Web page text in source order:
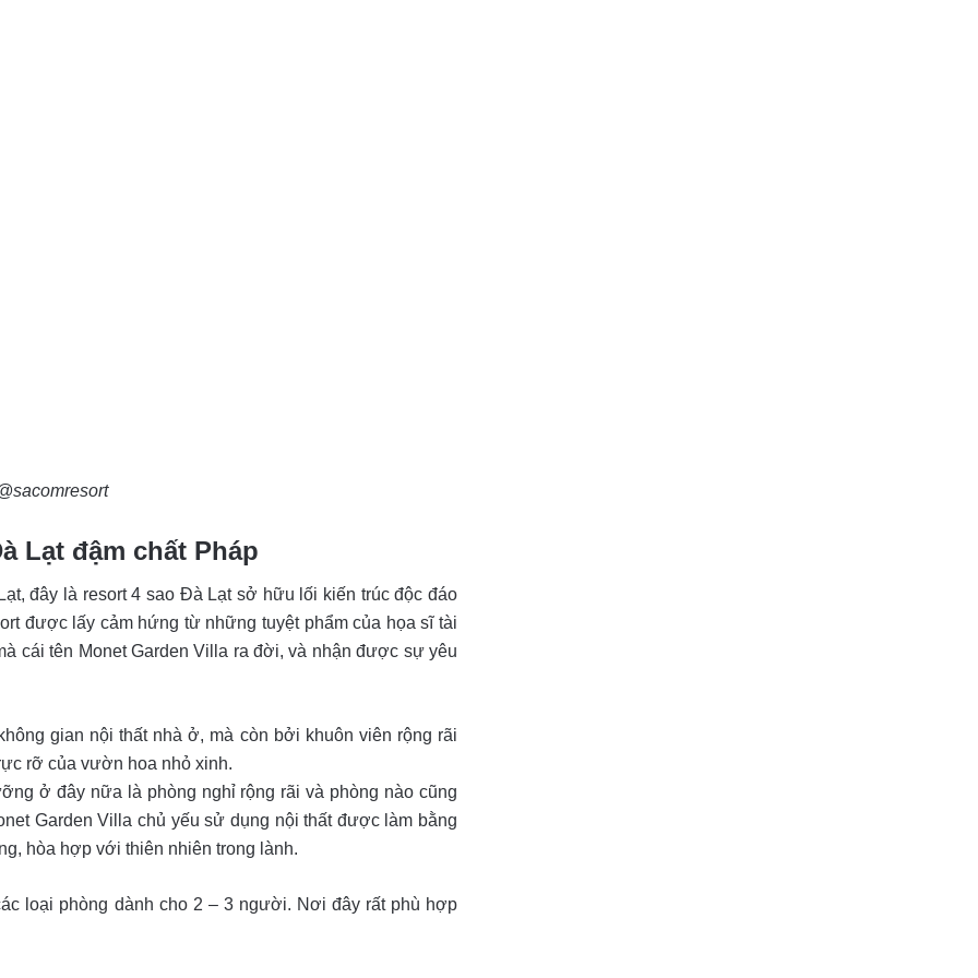
Lạt đậm chất Pháp
đây là resort 4 sao Đà Lạt sở hữu lối kiến trúc độc đáo
được lấy cảm hứng từ những tuyệt phẩm của họa sĩ tài
cái tên Monet Garden Villa ra đời, và nhận được sự yêu
gian nội thất nhà ở, mà còn bởi khuôn viên rộng rãi
rỡ của vườn hoa nhỏ xinh.
ở đây nữa là phòng nghỉ rộng rãi và phòng nào cũng
Garden Villa chủ yếu sử dụng nội thất được làm bằng
hòa hợp với thiên nhiên trong lành.
loại phòng dành cho 2 – 3 người. Nơi đây rất phù hợp